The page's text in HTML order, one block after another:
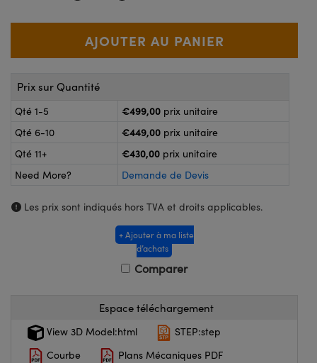
: Microscopie
: Caméras
Optiques Lightpath
Prix sur Quantité
Qté 1-5 €499,00 prix unitaire
Qté 6-10
€449,00 prix unitaire
Qté 11+
€430,00 prix unitaire
Need More?
Demande de Devis
Les prix sont indiqués hors TVA et droits applicables.
+ Ajouter à ma liste
d’achats
Comparer
Espace téléchargement
View 3D Model:html
STEP:step
Courbe
Plans Mécaniques PDF